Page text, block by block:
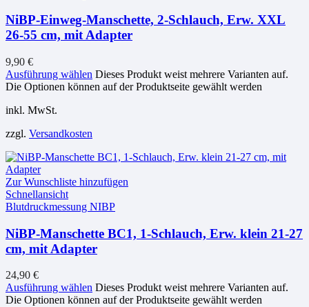
NiBP-Einweg-Manschette, 2-Schlauch, Erw. XXL
26-55 cm, mit Adapter
9,90 €
Ausführung wählen Dieses Produkt weist mehrere Varianten auf.
Die Optionen können auf der Produktseite gewählt werden
inkl. MwSt.
zzgl. Versandkosten
Zur Wunschliste hinzufügen
Schnellansicht
Blutdruckmessung NIBP
NiBP-Manschette BC1, 1-Schlauch, Erw. klein 21-27
cm, mit Adapter
24,90 €
Ausführung wählen Dieses Produkt weist mehrere Varianten auf.
Die Optionen können auf der Produktseite gewählt werden